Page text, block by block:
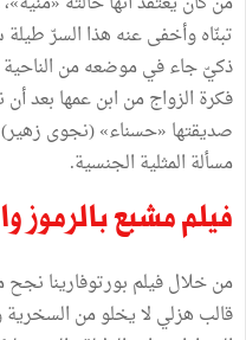
تبنّاه وأخفى عنه هذا السرّ
ذكيّ جاء في موضعه من
فكرة الزواج من ابن عمها بعد
صديقتها «حسناء» (نجوى
مسألة المثلية الجنسية.
فيلم مشبع بالرموز
من خلال فيلم بورتوفارينا
قالب هزلي لا يخلو من السخرية